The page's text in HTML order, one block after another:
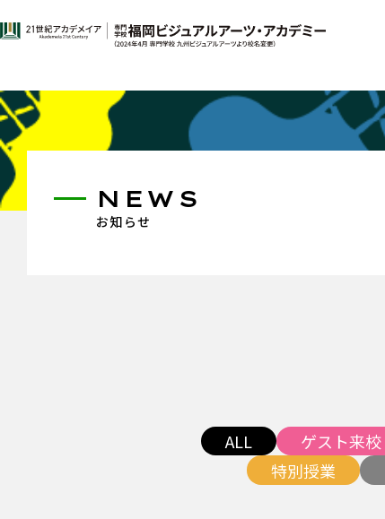
お知らせ
NEWS
ALL ゲスト来校
特別授業